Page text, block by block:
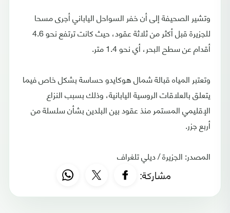
وتشير الصحيفة إلى أن خفر السواحل الياباني أجرى مسحا
للجزيرة قبل أكثر من ثلاثة عقود، حيث كانت ترتفع نحو 4.6
أقدام عن سطح البحر، أي نحو 1.4 متر.
وتعتبر المياه قبالة شمال هوكايدو حساسة بشكل خاص فيما
يتعلق بالعلاقات الروسية اليابانية، وذلك بسبب النزاع
الإقليمي المستمر منذ عقود بين البلدين بشأن سلسلة من
أربع جزر.
المصدر: الجزيرة / ديلي تلغراف
مشاركة: